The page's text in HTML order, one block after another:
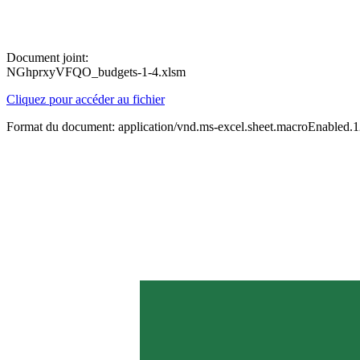
Document joint:
NGhprxyVFQO_budgets-1-4.xlsm
Cliquez pour accéder au fichier
Format du document: application/vnd.ms-